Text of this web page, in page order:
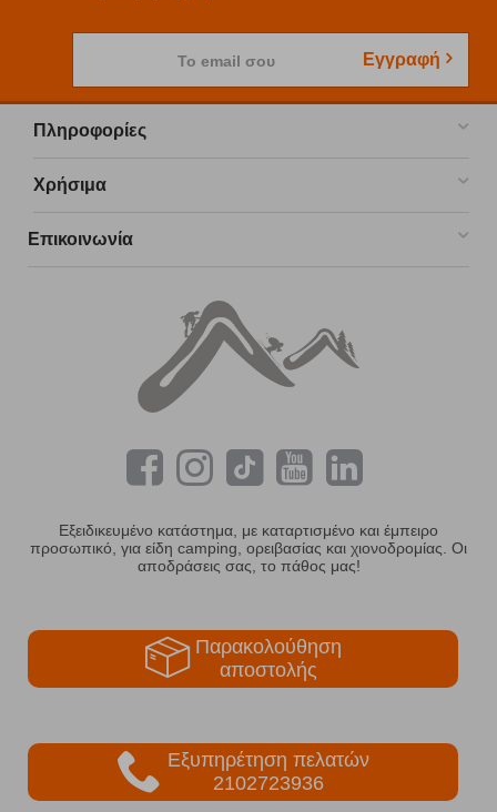
Το email σου Εγγραφή
Πληροφορίες
Χρήσιμα
Επικοινωνία
Εξειδικευμένο κατάστημα, με καταρτισμένο και έμπειρο
προσωπικό, για είδη camping, ορειβασίας και χιονοδρομίας. Οι
αποδράσεις σας, το πάθος μας!
Παρακολούθηση
αποστολής
Εξυπηρέτηση πελατών
2102723936